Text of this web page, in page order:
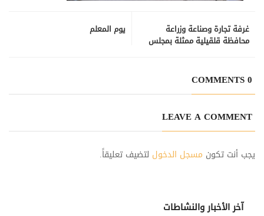
يوم المعلم
غرفة تجارة وصناعة وزراعة
محافظة قلقيلية ممثلة بمجلس
الغرف الفلسطينية
بعنوان"منظمات أصحاب العمل
الفعالة" في عمان.
0 COMMENTS
LEAVE A COMMENT
يجب أنت تكون مسجل الدخول لتضيف تعليقاً.
آخر الأخبار والنشاطات